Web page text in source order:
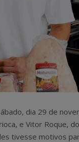
dia 29 de
e Vitor Roque,
tivesse motivos